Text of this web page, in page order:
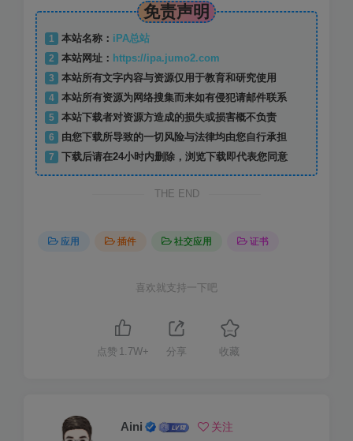
免责声明
1 本站名称： iPA总站
2
本站网址： https://ipa.jumo2.com
3
本站所有文字内容与资源仅用于教育和研究使用
4
本站所有资源为网络搜集而来如有侵犯请邮件联系
5
本站下载者对资源方造成的损失或损害概不负责
6
由您下载所导致的一切风险与法律均由您自行承担
7
下载后请在24小时内删除，浏览下载即代表您同意
THE END
应用 插件 社交应用 证书
喜欢就支持一下吧
点赞 1.7W+ 分享 收藏
Aini 关注